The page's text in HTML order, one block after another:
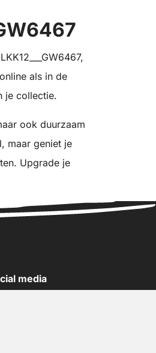
als in de
je collectie.
ook duurzaam
maar geniet je
Upgrade je
media